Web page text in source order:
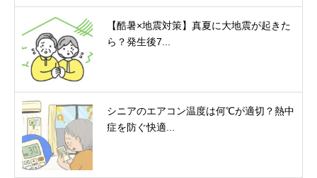
【酷暑×地震対策】真夏に大地震が起きた
ら？発生後7...
シニアのエアコン温度は何℃が適切？熱中
症を防ぐ快適...